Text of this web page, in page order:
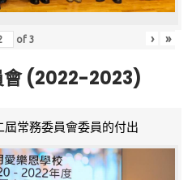
of3 › »
會 (2022-2023)
常務委員會委員的付出